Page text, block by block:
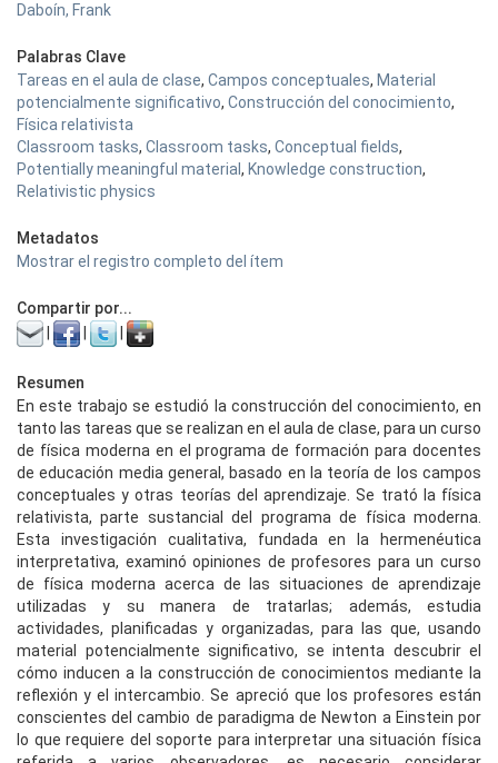
Daboín, Frank
Palabras Clave
Tareas en el aula de clase, Campos conceptuales, Material
potencialmente significativo, Construcción del conocimiento,
Física relativista
Classroom tasks, Classroom tasks, Conceptual fields,
Potentially meaningful material , Knowledge construction,
Relativistic physics
Metadatos
Mostrar el registro completo del ítem
Compartir por...
Resumen
En este trabajo se estudió la construcción del conocimiento, en
tanto las tareas que se realizan en el aula de clase, para un curso
de física moderna en el programa de formación para docentes
de educación media general, basado en la teoría de los campos
conceptuales y otras teorías del aprendizaje. Se trató la física
relativista, parte sustancial del programa de física moderna.
Esta investigación cualitativa, fundada en la hermenéutica
interpretativa, examinó opiniones de profesores para un curso
de física moderna acerca de las situaciones de aprendizaje
utilizadas y su manera de tratarlas; además, estudia
actividades, planificadas y organizadas, para las que, usando
material potencialmente significativo, se intenta descubrir el
cómo inducen a la construcción de conocimientos mediante la
reflexión y el intercambio. Se apreció que los profesores están
conscientes del cambio de paradigma de Newton a Einstein por
lo que requiere del soporte para interpretar una situación física